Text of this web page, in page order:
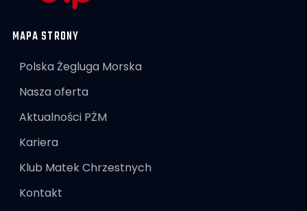
MAPA STRONY
Polska Żegluga Morska
Nasza oferta
Aktualności PŻM
Kariera
Klub Matek Chrzestnych
Kontakt